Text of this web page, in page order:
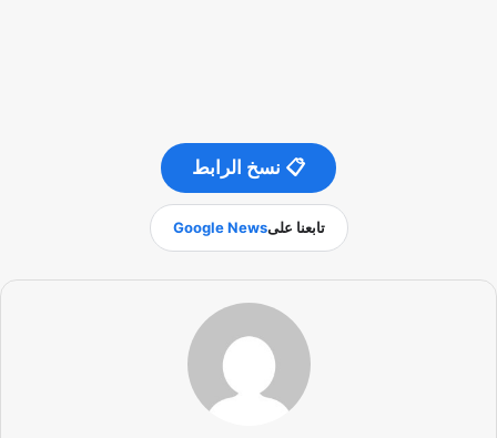
📋 نسخ الرابط
تابعنا علىGoogle News